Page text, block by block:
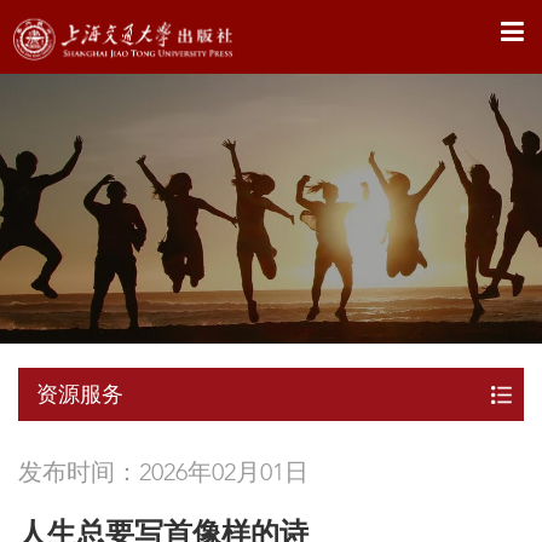
X
资源服务
发布时间：2026年02月01日
人生总要写首像样的诗